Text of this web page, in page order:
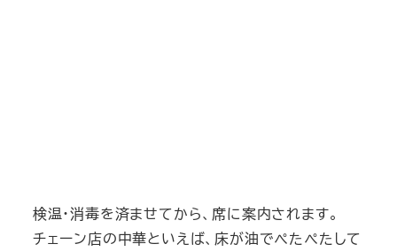
検温・消毒を済ませてから、席に案内されます。
チェーン店の中華といえば、床が油でぺたぺたして